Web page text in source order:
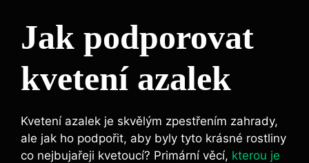
Jak ⁤podporovat
kvetení azalek
Kvetení azalek je skvělým​ zpestřením zahrady,
ale jak ho⁢ podpořit, ⁤aby byly tyto krásné rostliny
co ⁤nejbujařeji ⁢kvetoucí? Primární věcí,‍ kterou je